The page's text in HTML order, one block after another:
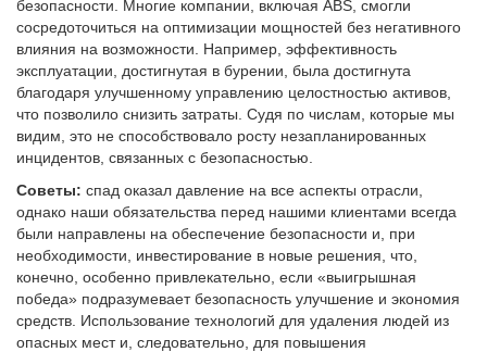
безопасности. Многие компании, включая ABS, смогли
сосредоточиться на оптимизации мощностей без негативного
влияния на возможности. Например, эффективность
эксплуатации, достигнутая в бурении, была достигнута
благодаря улучшенному управлению целостностью активов,
что позволило снизить затраты. Судя по числам, которые мы
видим, это не способствовало росту незапланированных
инцидентов, связанных с безопасностью.
Советы: спад оказал давление на все аспекты отрасли,
однако наши обязательства перед нашими клиентами всегда
были направлены на обеспечение безопасности и, при
необходимости, инвестирование в новые решения, что,
конечно, особенно привлекательно, если «выигрышная
победа» подразумевает безопасность улучшение и экономия
средств. Использование технологий для удаления людей из
опасных мест и, следовательно, для повышения